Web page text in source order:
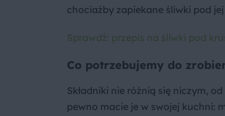
chociażby zapiekane śliwki pod
Sprawdź: przepis na śliwki pod
Co potrzebujemy do
Składniki nie różnią się niczym,
pewno macie je w swojej kuchni: